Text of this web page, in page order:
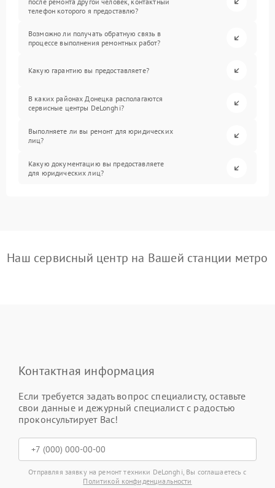
телефон которого я предоставлю?
Возможно ли получать обратную связь в
процессе выполнения ремонтных работ?
Какую гарантию вы предоставляете?
В каких районах Донецка располагаются
сервисные центры DeLonghi?
Выполняете ли вы ремонт для юридических
лиц?
Какую документацию вы предоставляете
для юридических лиц?
Наш сервисный центр на Вашей станции метро
Контактная информация
Если требуется задать вопрос специалисту, оставьте
свои данные и дежурный специалист с радостью
проконсультирует Вас!
Отправляя заявку на ремонт техники DeLonghi, Вы соглашаетесь с
Политикой конфиденциальности